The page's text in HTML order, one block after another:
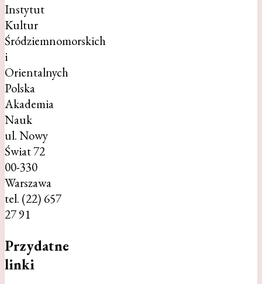
Instytut
Kultur
Śródziemnomorskich
i
Orientalnych
Polska
Akademia
Nauk
ul. Nowy
Świat 72
00-330
Warszawa
tel. (22) 657
27 91
Przydatne
linki